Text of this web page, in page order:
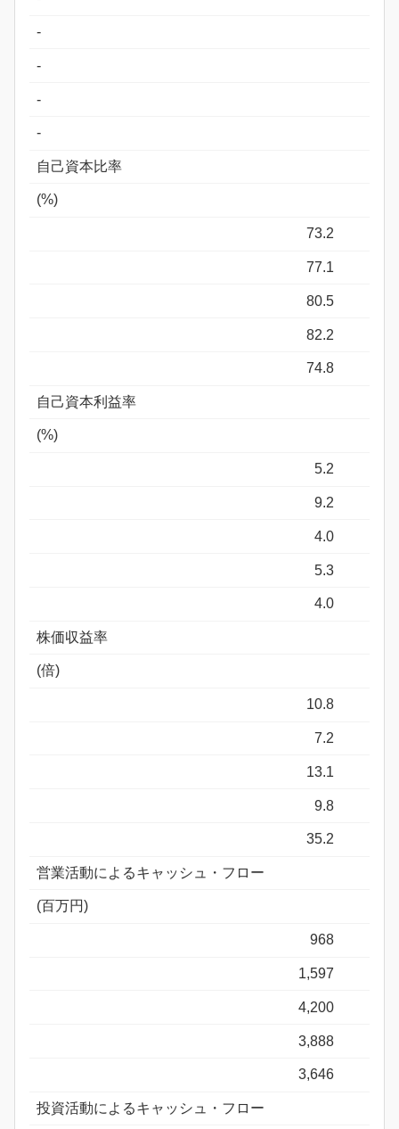
-
-
-
-
自己資本比率
(%)
73.2
77.1
80.5
82.2
74.8
自己資本利益率
(%)
5.2
9.2
4.0
5.3
4.0
株価収益率
(倍)
10.8
7.2
13.1
9.8
35.2
営業活動によるキャッシュ・フロー
(百万円)
968
1,597
4,200
3,888
3,646
投資活動によるキャッシュ・フロー